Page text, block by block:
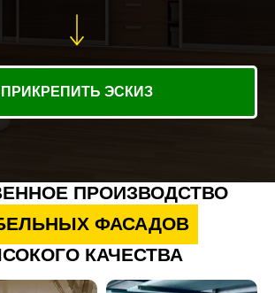
ПРИКРЕПИТЬ ЭСКИЗ
ПРОИЗВОДСТВО
ФАСАДОВ
КАЧЕСТВА